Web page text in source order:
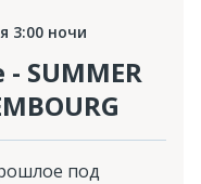
3:00 ночи
- SUMMER
под